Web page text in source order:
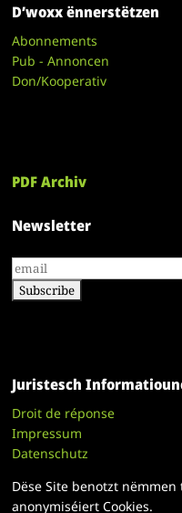
D’woxx ënnerstëtzen
Abonnements
Pub - Annoncen
Don/Kooperativ
PDF Archiv
Newsletter
Juristesch
Droit de réponse
Impressum
Datenschutz
Dëse Site benotzt
anonymiséiert Cookies.